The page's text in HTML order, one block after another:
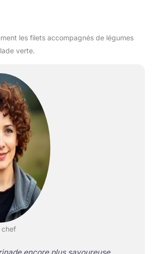
les filets accompagnés de légumes
verte.
chef